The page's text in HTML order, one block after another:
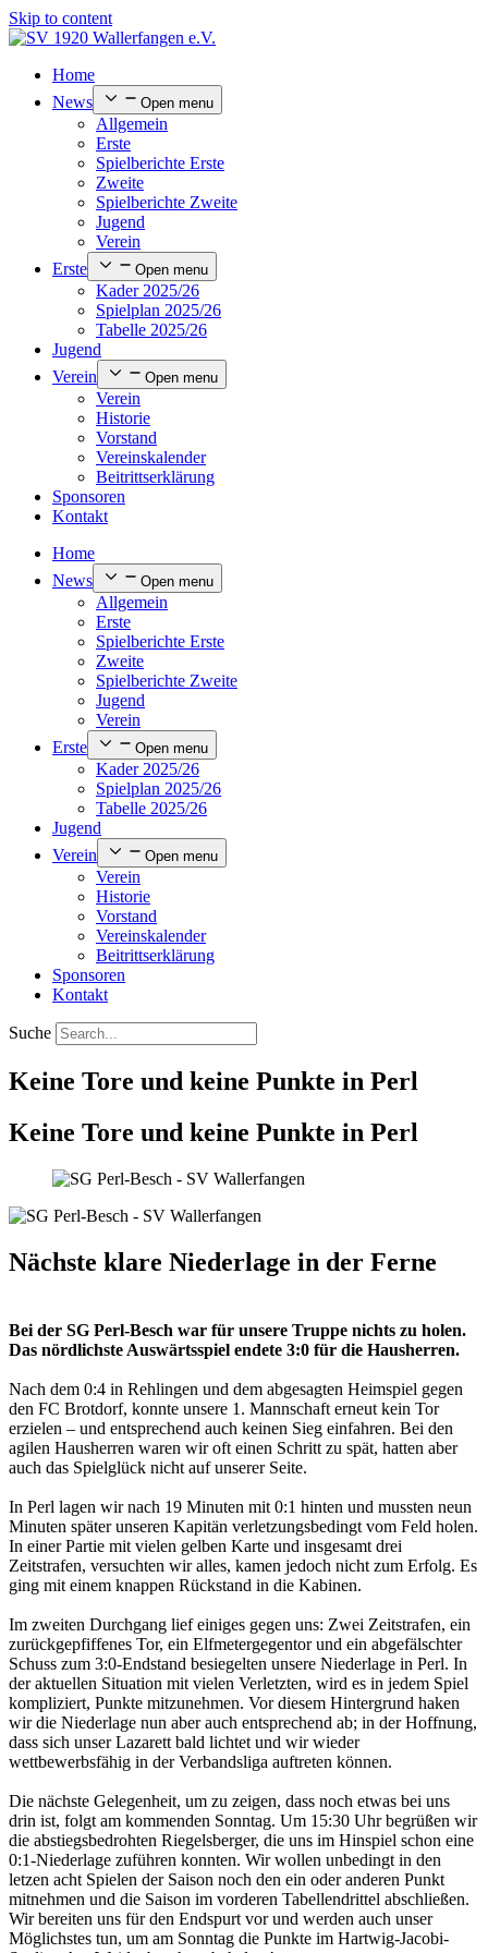
Skip to content
Home
News
Open menu
Allgemein
Erste
Spielberichte Erste
Zweite
Spielberichte Zweite
Jugend
Verein
Erste
Open menu
Kader 2025/26
Spielplan 2025/26
Tabelle 2025/26
Jugend
Verein
Open menu
Verein
Historie
Vorstand
Vereinskalender
Beitrittserklärung
Sponsoren
Kontakt
Home
News
Open menu
Allgemein
Erste
Spielberichte Erste
Zweite
Spielberichte Zweite
Jugend
Verein
Erste
Open menu
Kader 2025/26
Spielplan 2025/26
Tabelle 2025/26
Jugend
Verein
Open menu
Verein
Historie
Vorstand
Vereinskalender
Beitrittserklärung
Sponsoren
Kontakt
Suche
Keine Tore und keine Punkte in Perl
Keine Tore und keine Punkte in Perl
Nächste klare Niederlage in der Ferne
Bei der SG Perl-Besch war für unsere Truppe nichts zu holen.
Das nördlichste Auswärtsspiel endete 3:0 für die Hausherren.
Nach dem 0:4 in Rehlingen und dem abgesagten Heimspiel gegen
den FC Brotdorf, konnte unsere 1. Mannschaft erneut kein Tor
erzielen – und entsprechend auch keinen Sieg einfahren. Bei den
agilen Hausherren waren wir oft einen Schritt zu spät, hatten aber
auch das Spielglück nicht auf unserer Seite.
In Perl lagen wir nach 19 Minuten mit 0:1 hinten und mussten neun
Minuten später unseren Kapitän verletzungsbedingt vom Feld holen.
In einer Partie mit vielen gelben Karte und insgesamt drei
Zeitstrafen, versuchten wir alles, kamen jedoch nicht zum Erfolg. Es
ging mit einem knappen Rückstand in die Kabinen.
Im zweiten Durchgang lief einiges gegen uns: Zwei Zeitstrafen, ein
zurückgepfiffenes Tor, ein Elfmetergegentor und ein abgefälschter
Schuss zum 3:0-Endstand besiegelten unsere Niederlage in Perl. In
der aktuellen Situation mit vielen Verletzten, wird es in jedem Spiel
kompliziert, Punkte mitzunehmen. Vor diesem Hintergrund haken
wir die Niederlage nun aber auch entsprechend ab; in der Hoffnung,
dass sich unser Lazarett bald lichtet und wir wieder
wettbewerbsfähig in der Verbandsliga auftreten können.
Die nächste Gelegenheit, um zu zeigen, dass noch etwas bei uns
drin ist, folgt am kommenden Sonntag. Um 15:30 Uhr begrüßen wir
die abstiegsbedrohten Riegelsberger, die uns im Hinspiel schon eine
0:1-Niederlage zuführen konnten. Wir wollen unbedingt in den
letzen acht Spielen der Saison noch den ein oder anderen Punkt
mitnehmen und die Saison im vorderen Tabellendrittel abschließen.
Wir bereiten uns für den Endspurt vor und werden auch unser
Möglichstes tun, um am Sonntag die Punkte im Hartwig-Jacobi-